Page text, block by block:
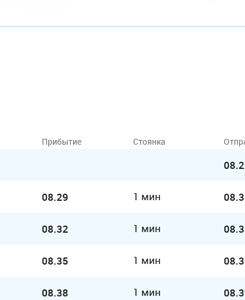
Прибытие Стоянка
08.29 1 мин
08.32 1 мин
08.35 1 мин
08.38 1 мин